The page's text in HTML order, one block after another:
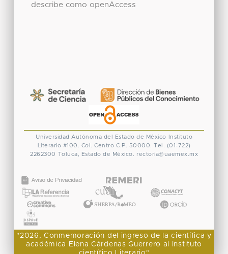
describe como openAccess
Universidad Autónoma del Estado de México
Instituto
Literario #100. Col. Centro C.P. 50000. Tel. (01-722)
2262300 Toluca, Estado de México. rectoria@uaemex.mx
"2026, Conmemoración del ingreso de la científica y
académica Elena Cárdenas Guerrero al Instituto